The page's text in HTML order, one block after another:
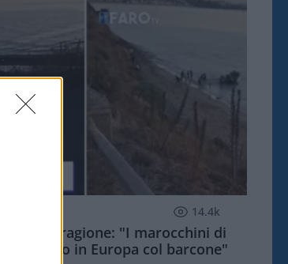
14.4k
aveva ragione: "I marocchini di
sbarcano in Europa col barcone"